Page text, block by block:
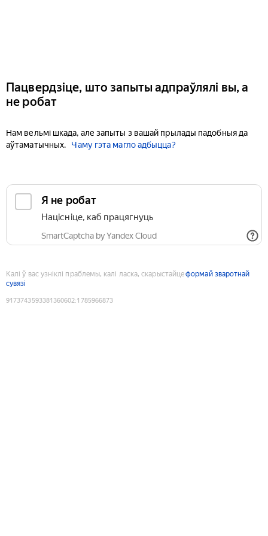
Пацвердзіце, што запыты адпраўлялі вы, а
не робат
Нам вельмі шкада, але запыты з вашай прылады падобныя да
аўтаматычных.
Чаму гэта магло адбыцца?
Я не робат
Націсніце, каб працягнуць
SmartCaptcha by Yandex Cloud
Калі ў вас узніклі праблемы, калі ласка, скарыстайцеформай зваротнай
сувязі
9173743593381360602:1785966873